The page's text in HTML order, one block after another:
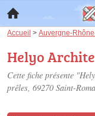
Accueil > Auvergne-
Helyo
Cette fiche présente
prêles, 69270 Saint-